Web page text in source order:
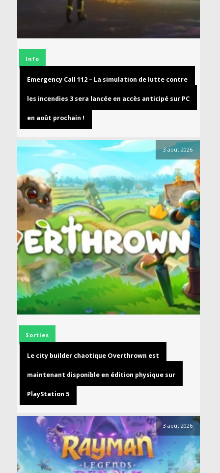
Info
Emergency Call 112 – La simulation de lutte contre
les incendies 3 sera lancée en accès anticipé sur PC
en août prochain !
3 août 2026
Sorties
Le city builder chaotique Overthrown est
maintenant disponible en édition physique sur
PlayStation 5
3 août 2026